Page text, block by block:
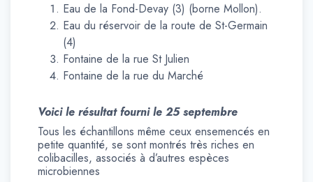
Eau de la Fond-Devay (3) (borne Mollon).
Eau du réservoir de la route de St-Germain
(4)
Fontaine de la rue St Julien
Fontaine de la rue du Marché
Voici le résultat fourni le 25 septembre
Tous les échantillons même ceux ensemencés en
petite quantité, se sont montrés très riches en
colibacilles, associés à d’autres espèces
microbiennes